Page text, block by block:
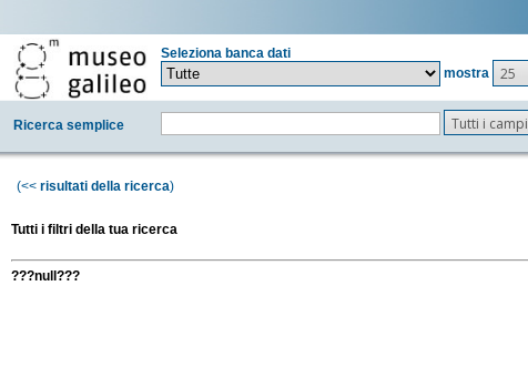
Seleziona banca dati
mostra
25
Ricerca semplice Tutti i campi
(<< risultati della ricerca)
Tutti i filtri della tua ricerca
???null???